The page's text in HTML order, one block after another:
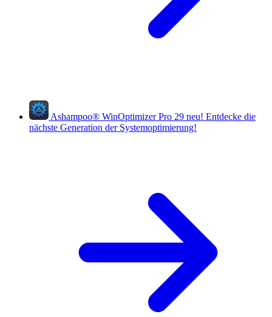
Ashampoo® WinOptimizer Pro 29 neu! Entdecke die
nächste Generation der Systemoptimierung!